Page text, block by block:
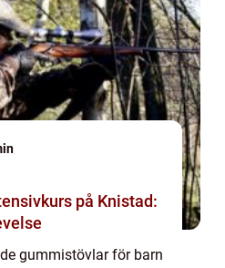
på Knistad:
gummistövlar för barn